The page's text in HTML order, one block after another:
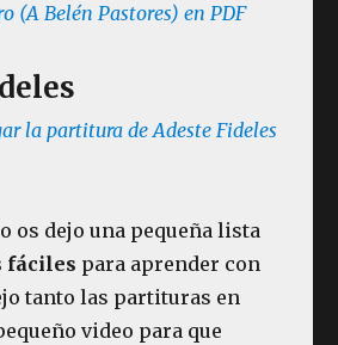
(A Belén Pastores) en PDF
la partitura de Adeste Fideles
os dejo una pequeña lista
fáciles para aprender con
tanto las partituras en
video para que